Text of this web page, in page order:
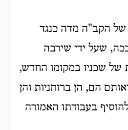
של הקב"ה מדה כנגד
שעל ידי שירבה
של שכניו במקומו החדש,
הם, הן ברוחניות והן
בעבודתו האמורה